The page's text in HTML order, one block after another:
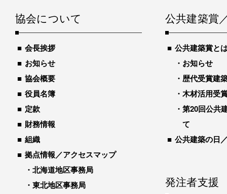
協会について
会長挨拶
お知らせ
協会概要
役員名簿
定款
財務情報
組織
拠点情報／アクセスマップ
北海道地区事務局
東北地区事務局
公共建築賞
公共建築賞と
お知らせ
歴代受賞建
木材活用受
第20回公共
て
公共建築の日
発注者支援